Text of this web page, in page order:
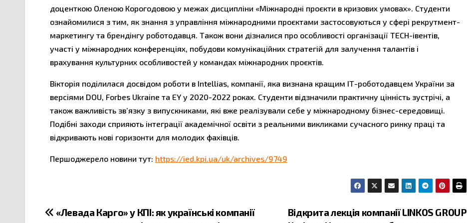
доценткою Оленою Корогодовою у межах дисципліни «Міжнародні проєкти в кризових умовах». Студенти
ознайомилися з тим, як знання з управління міжнародними проєктами застосовуються у сфері рекрутмент-
маркетингу та брендінгу роботодавця. Також вони дізналися про особливості організації TECH-івентів,
участі у міжнародних конференціях, побудови комунікаційних стратегій для залучення талантів і
врахування культурних особливостей у командах міжнародних проєктів.
Вікторія поділилася досвідом роботи в Intellias, компанії, яка визнана кращим ІТ-роботодавцем України за
версіями DOU, Forbes Ukraine та EY у 2020-2022 роках. Студенти відзначили практичну цінність зустрічі, а
також важливість зв’язку з випускниками, які вже реалізували себе у міжнародному бізнес-середовищі.
Подібні заходи сприяють інтеграції академічної освіти з реальними викликами сучасного ринку праці та
відкривають нові горизонти для молодих фахівців.
Першоджерело новини тут: https://ied.kpi.ua/uk/archives/9749
Відкрита лекція компанії LINKOS GROUP
«Левада Карго» у КПІ: як українські компанії